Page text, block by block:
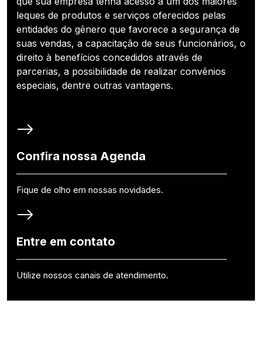
leques de produtos e serviços oferecidos pelas
entidades do gênero que favorece a segurança de
suas vendas, a capacitação de seus funcionários, o
direito à benefícios concedidos através de
parcerias, a possibilidade de realizar convênios
especiais, dentre outras vantagens.
Confira nossa Agenda
Fique de olho em nossas novidades.
Entre em contato
Utilize nossos canais de atendimento.